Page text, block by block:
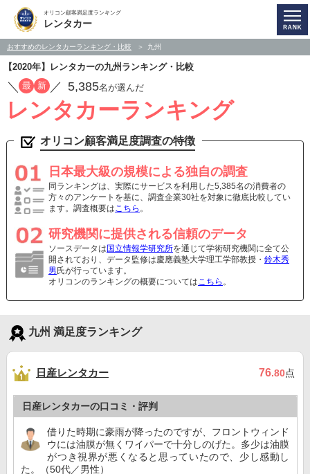
オリコン顧客満足度ランキング
レンタカー
おすすめのレンタカーランキング・比較 九州
【2020年】レンタカーの九州ランキング・比較
／ 最 新 ／ 5,385名が選んだ
レンタカーランキング
オリコン顧客満足度調査の特徴
日本最大級の規模による独自の調査
同ランキングは、実際にサービスを利用した5,385名の消費者の
方々のアンケートを基に、調査企業30社を対象に徹底比較してい
ます。調査概要はこちら 。
研究機関に提供される信頼のデータ
ソースデータは 国立情報学研究所を通じて学術研究機関に全て公
開されており、データ監修は慶應義塾大学理工学部教授・ 鈴木秀
男 氏が行っています。
オリコンのランキングの概要についてはこちら 。
九州 満足度ランキング
日産レンタカー 76.80点
日産レンタカーの口コミ・評判
借りた時期に豪雨が降ったのですが、フロントウィンド
ウには油膜が無くワイパーで十分しのげた。多少は油膜
がつき視界が悪くなると思っていたので、少し感動し
た。（50代／男性）